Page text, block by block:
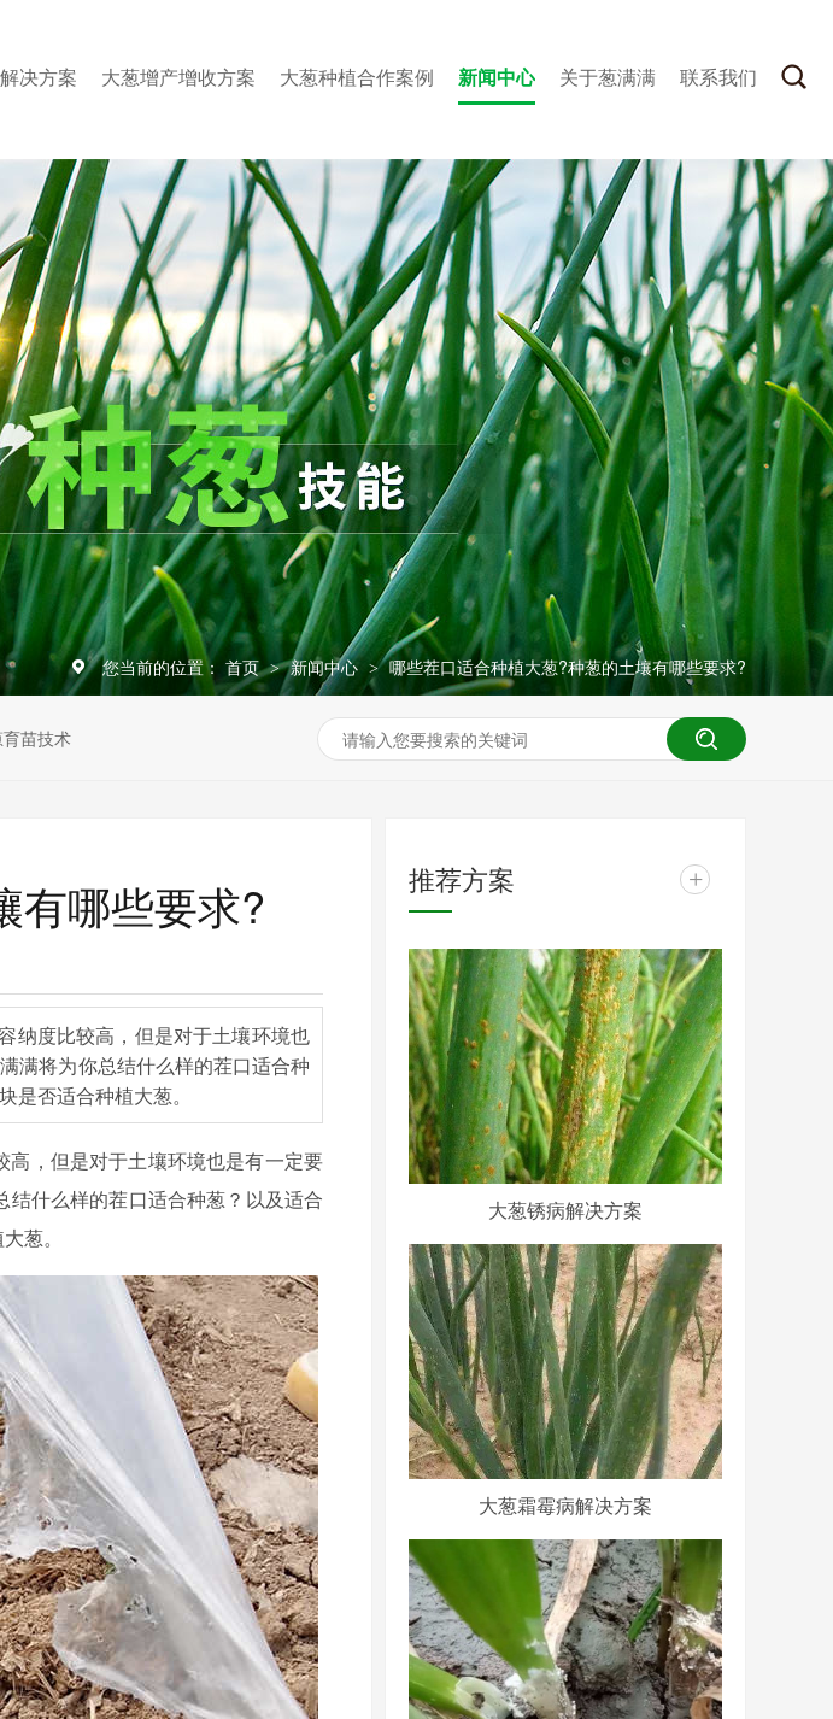
决方案 大葱增产增收方案 大葱种植合作案例 新闻中心 关于葱满满 联系我们
您当前的位置： 首页 > 新闻中心 > 哪些茬口适合种植大葱?种葱的土壤有哪些要求?
苗技术
有哪些要求?
纳度比较高，但是对于土壤环境也
满将为你总结什么样的茬口适合种
否适合种植大葱。
，但是对于土壤环境也是有一定要
结什么样的茬口适合种葱？以及适合
葱。
推荐方案 +
大葱锈病解决方案
大葱霜霉病解决方案